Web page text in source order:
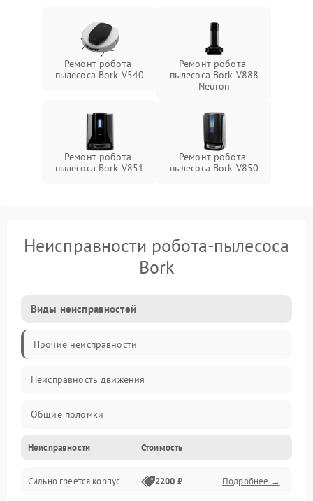
Ремонт робота-
пылесоса Bork V540
Ремонт робота-
пылесоса Bork V888
Neuron
Ремонт робота-
пылесоса Bork V851
Ремонт робота-
пылесоса Bork V850
Неисправности робота-пылесоса
Bork
Виды неисправностей
Прочие неисправности
Неисправность движения
Общие поломки
Неисправность датчиков
Неисправность программного обеспечения
Неисправности Стоимость
Сильно греется корпус 2200 ₽ Подробнее →